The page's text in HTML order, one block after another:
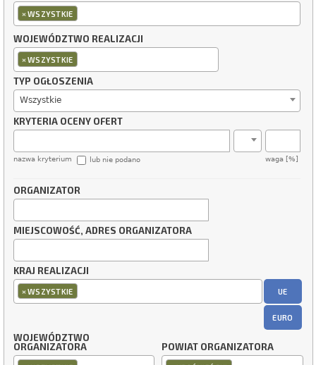
×WSZYSTKIE
WOJEWÓDZTWO REALIZACJI
×WSZYSTKIE
TYP OGŁOSZENIA
Wszystkie
KRYTERIA OCENY OFERT
nazwa kryterium waga [%]
lub nie podano
ORGANIZATOR
MIEJSCOWOŚĆ, ADRES ORGANIZATORA
KRAJ REALIZACJI
×WSZYSTKIE UE
EURO
WOJEWÓDZTWO
ORGANIZATORA
POWIAT ORGANIZATORA